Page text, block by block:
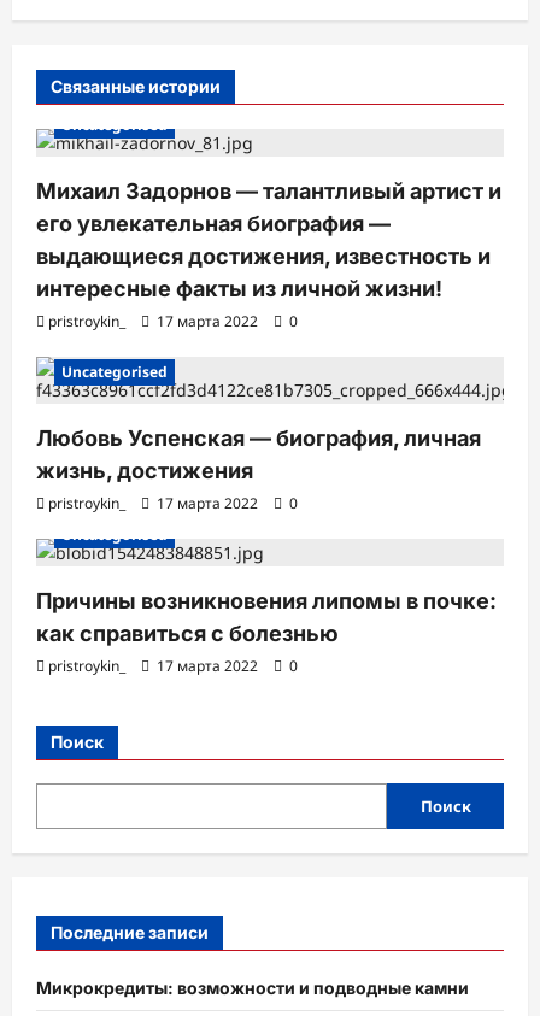
и
Связанные истории
Uncategorised
Михаил Задорнов — талантливый артист и
его увлекательная биография —
выдающиеся достижения, известность и
интересные факты из личной жизни!
pristroykin_ 17 марта 2022 0
Uncategorised
Любовь Успенская — биография, личная
жизнь, достижения
pristroykin_ 17 марта 2022
0
Uncategorised
Причины возникновения липомы в почке:
как справиться с болезнью
pristroykin_ 17 марта 2022 0
Поиск
Поиск
Последние записи
Микрокредиты: возможности и подводные камни